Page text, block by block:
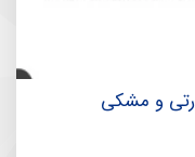
و مشکی